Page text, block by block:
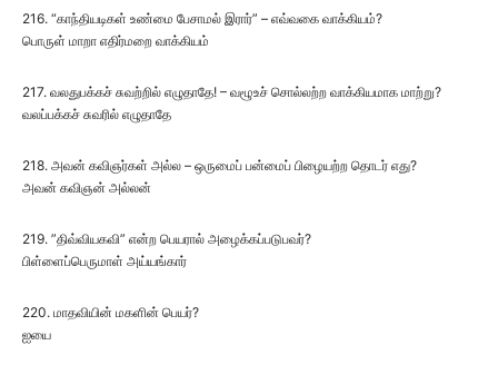
216. “காந்தியடிகள் உண்மை பேசாமல் இரார்” – எவ்வகை வாக்கியம்?
பொருள் மாறா எதிர்மறை வாக்கியம்
217. வலதுபக்கச் சுவற்றில் எழுதாதே! – வழூஉச் சொல்லற்ற வாக்கியமாக மாற்று?
வலப்பக்கச் சுவரில் எழுதாதே
218. அவன் கவிஞர்கள் அல்ல – ஒருமைப் பன்மைப் பிழையற்ற தொடர் எது?
அவன் கவிஞன் அல்லன்
219. ”திவ்வியகவி” என்ற பெயரால் அழைக்கப்படுபவர்?
பிள்ளைப்பெருமாள் அய்யங்கார்
220. மாதவியின் மகளின் பெயர்?
ஐயை